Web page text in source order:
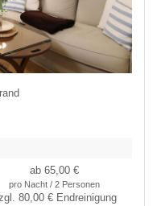
ab 65,00 €
pro Nacht / 2 Personen
80,00 €Endreinigung